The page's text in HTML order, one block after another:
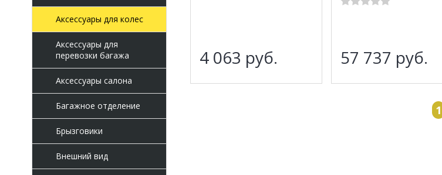
Аксессуары для колес
Аксессуары для
перевозки багажа
Аксессуары салона
Багажное отделение
Брызговики
Внешний вид
4 063 руб. 57 737 руб.
1